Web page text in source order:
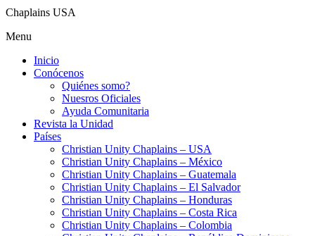
Chaplains USA
Menu
Inicio
Conócenos
Quiénes somo?
Nuesros Oficiales
Ayuda Comunitaria
Revista la Unidad
Países
Christian Unity Chaplains – USA
Christian Unity Chaplains – México
Christian Unity Chaplains – Guatemala
Christian Unity Chaplains – El Salvador
Christian Unity Chaplains – Honduras
Christian Unity Chaplains – Costa Rica
Christian Unity Chaplains – Colombia